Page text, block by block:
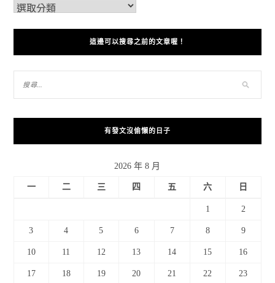
這邊可以搜尋之前的文章喔！
有發文沒偷懶的日子
2026 年 8 月
一 二 三 四 五 六 日
1 2
3 4 5 6 7 8 9
10 11 12 13 14 15 16
17 18 19 20 21 22 23